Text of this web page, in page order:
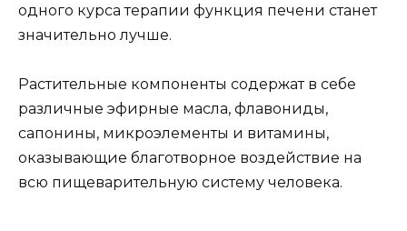
одного курса терапии функция печени станет
значительно лучше.
Растительные компоненты содержат в себе
различные эфирные масла, флавониды,
сапонины, микроэлементы и витамины,
оказывающие благотворное воздействие на
всю пищеварительную систему человека.